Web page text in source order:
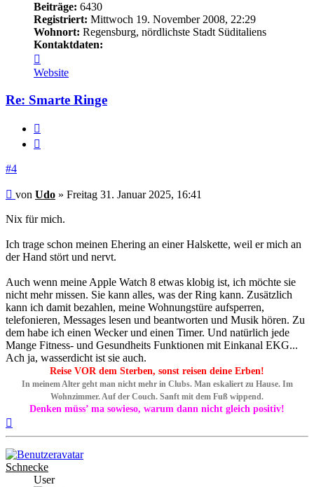
Beiträge: 6430
Registriert: Mittwoch 19. November 2008, 22:29
Wohnort: Regensburg, nördlichste Stadt Süditaliens
Kontaktdaten:
von
Udo
Website
Re: Smarte Ringe
#4
Beitrag
von Udo » Freitag 31. Januar 2025, 16:41
Nix für mich.
Ich trage schon meinen Ehering an einer Halskette, weil er mich an
der Hand stört und nervt.
Auch wenn meine Apple Watch 8 etwas klobig ist, ich möchte sie
nicht mehr missen. Sie kann alles, was der Ring kann. Zusätzlich
kann ich damit bezahlen, meine Wohnungstüre aufsperren,
telefonieren, Messages lesen und beantworten und Musik hören. Zu
dem habe ich einen Wecker und einen Timer. Und natürlich jede
Mange Fitness- und Gesundheits Funktionen mit Einkanal EKG...
Ach ja, wasserdicht ist sie auch.
Reise VOR dem Sterben, sonst reisen deine Erben!
In meinem Alter geht man nicht mehr in Clubs. Man eskaliert zu Hause. Im
Wohnzimmer. Auf der Couch. Sanft mit dem Fuß wippend.
Denken müss’ ma sowieso, warum dann nicht gleich positiv!
oben
Schnecke
User